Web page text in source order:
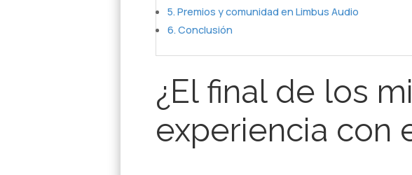
Premios y comunidad en Limbus Audio
Conclusión
¿El final de los
experiencia con